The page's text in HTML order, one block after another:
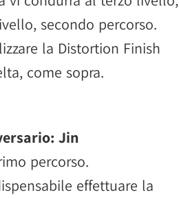
secondo percorso.
la Distortion Finish
come sopra.
Jin
percorso.
effettuare la